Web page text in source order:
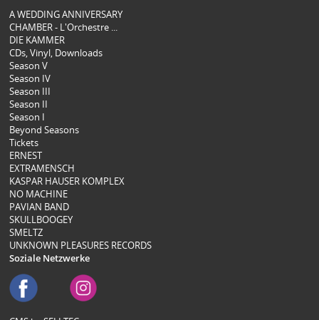
A WEDDING ANNIVERSARY
CHAMBER - L'Orchestre ...
DIE KAMMER
CDs, Vinyl, Downloads
Season V
Season IV
Season III
Season II
Season I
Beyond Seasons
Tickets
ERNEST
EXTRAMENSCH
KASPAR HAUSER KOMPLEX
NO MACHINE
PAVIAN BAND
SKULLBOOGEY
SMELTZ
UNKNOWN PLEASURES RECORDS
Soziale Netzwerke